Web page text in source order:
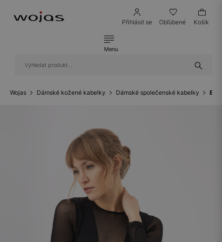
Přihlásit se Obľúbené Košík
Menu
Wojas Dámské kožené kabelky Dámské společenské kabelky